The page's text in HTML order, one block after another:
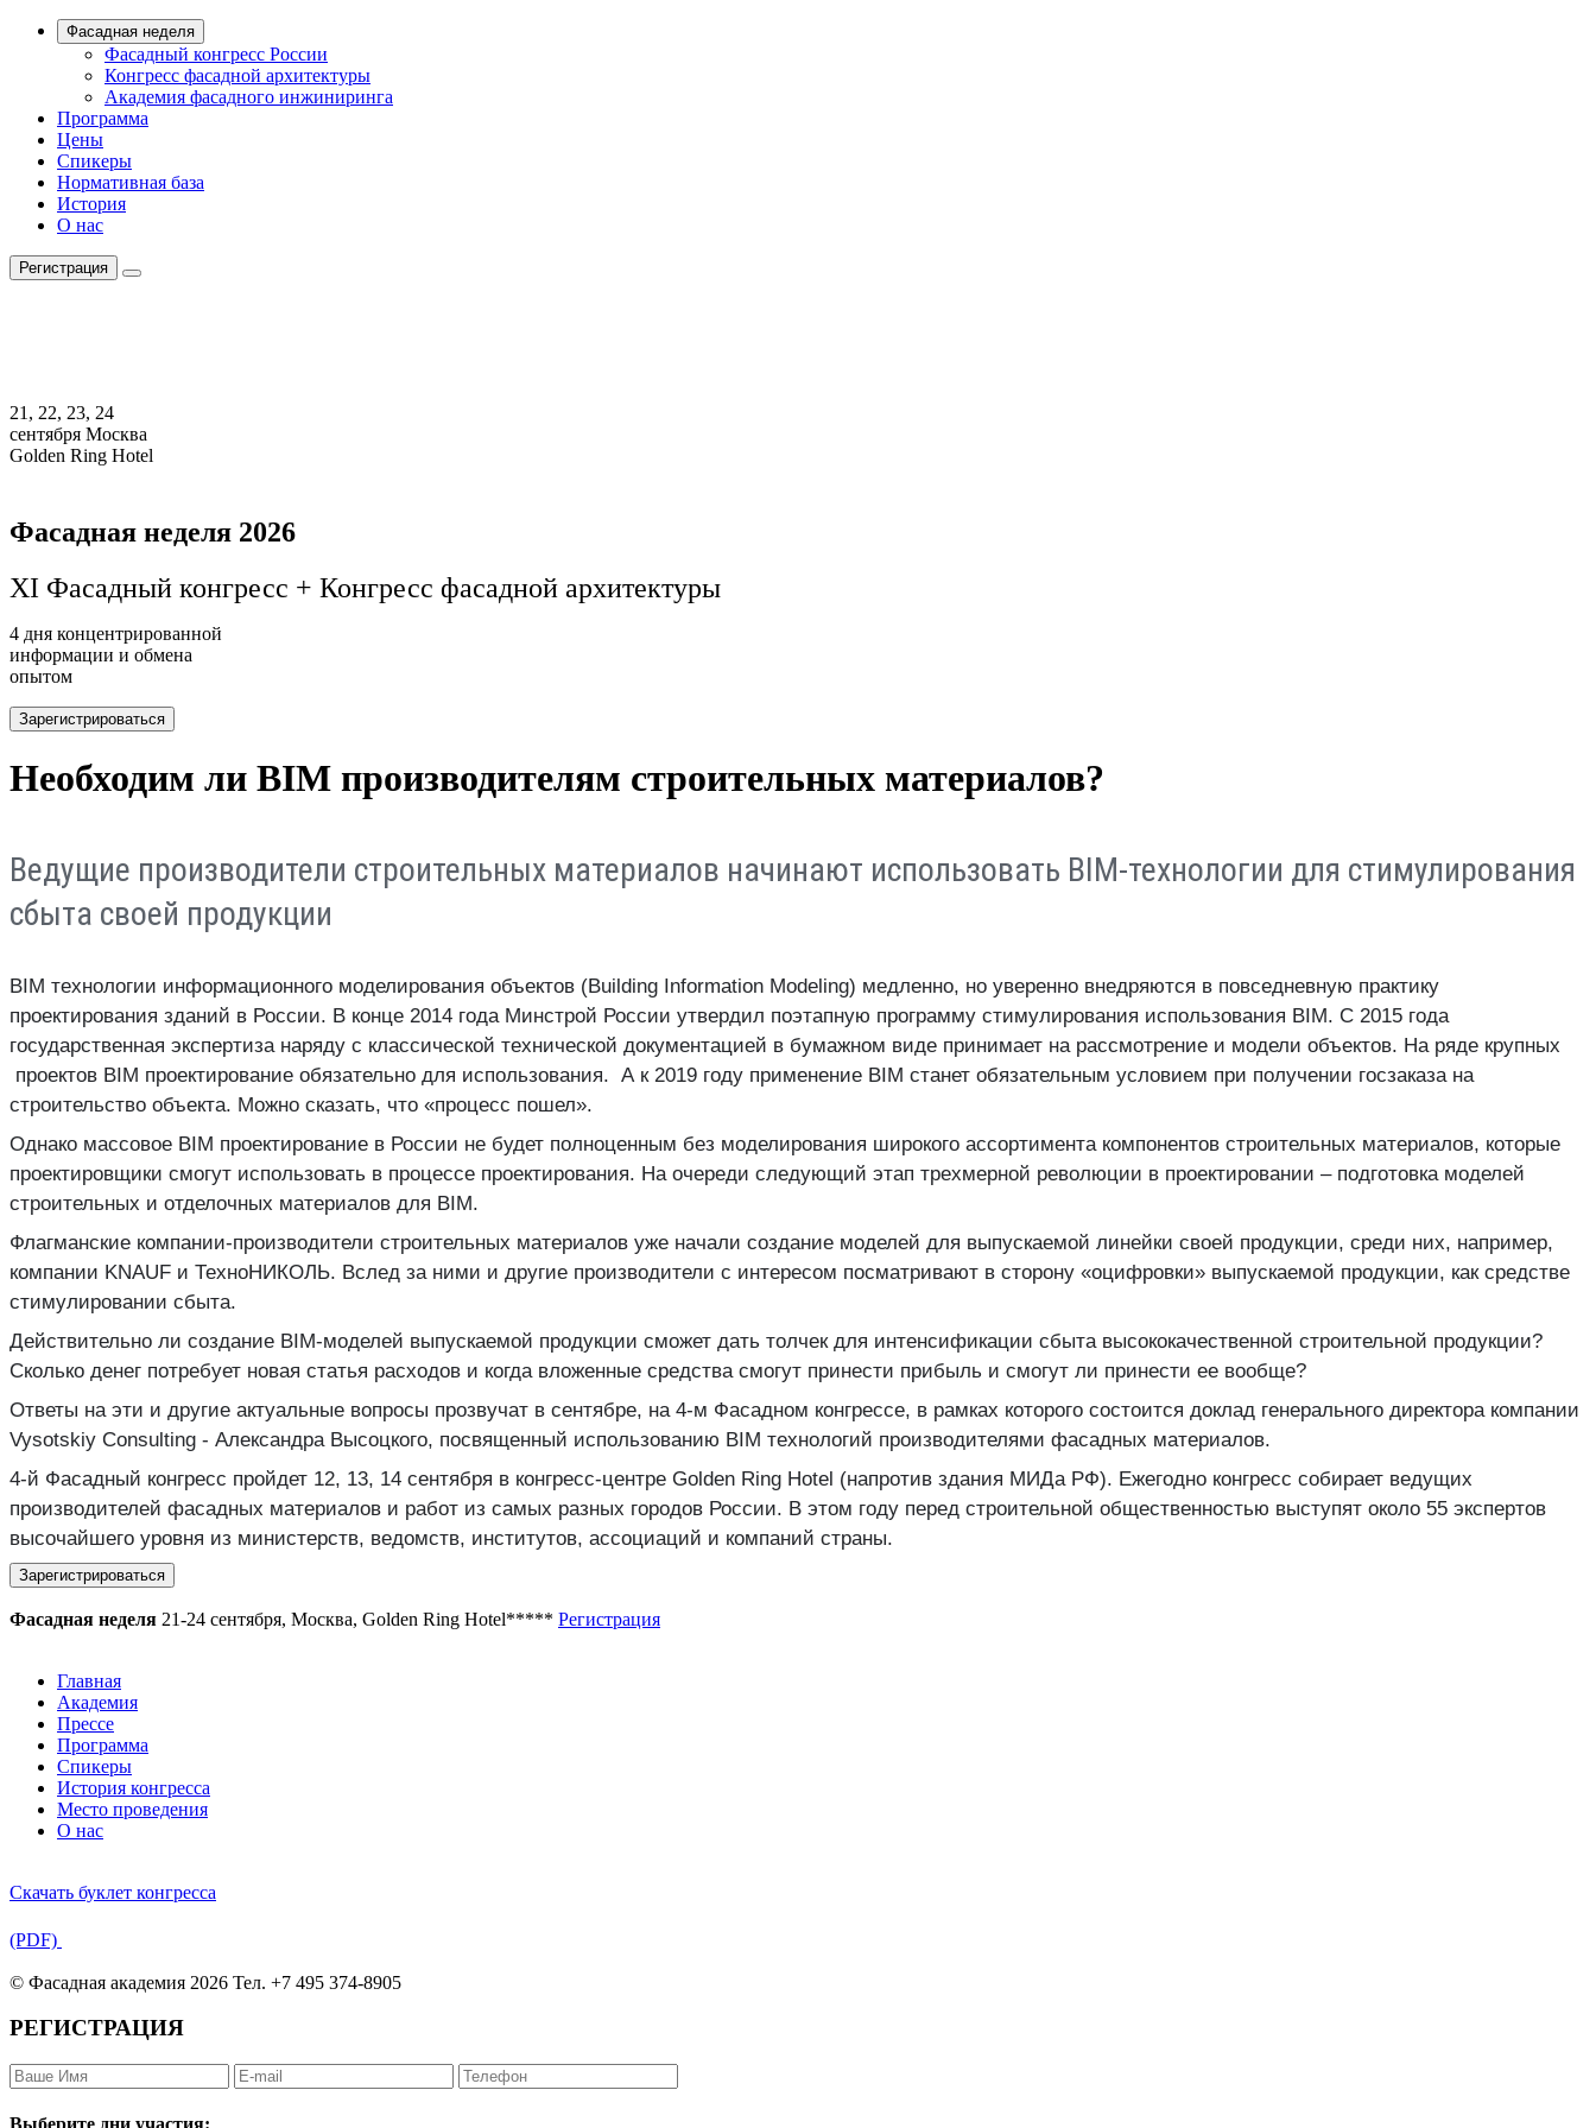
Фасадная неделя
Фасадный конгресс России
Конгресс фасадной архитектуры
Академия фасадного инжиниринга
Программа
Цены
Спикеры
Нормативная база
История
О нас
Регистрация
21, 22, 23, 24
сентября Москва
Golden Ring Hotel
Фасадная неделя 2026
XI Фасадный конгресс + Конгресс фасадной архитектуры
4 дня концентрированной
информации и обмена
опытом
Зарегистрироваться
Необходим ли BIM производителям строительных материалов?
Ведущие производители строительных материалов начинают использовать BIM-технологии для стимулирования
сбыта своей продукции
BIM технологии информационного моделирования объектов (Building Information Modeling) медленно, но уверенно внедряются в повседневную практику
проектирования зданий в России. В конце 2014 года Минстрой России утвердил поэтапную программу стимулирования использования BIM. С 2015 года
государственная экспертиза наряду с классической технической документацией в бумажном виде принимает на рассмотрение и модели объектов. На ряде крупных
проектов BIM проектирование обязательно для использования. А к 2019 году применение BIM станет обязательным условием при получении госзаказа на
строительство объекта. Можно сказать, что «процесс пошел».
Однако массовое BIM проектирование в России не будет полноценным без моделирования широкого ассортимента компонентов строительных материалов, которые
проектировщики смогут использовать в процессе проектирования. На очереди следующий этап трехмерной революции в проектировании – подготовка моделей
строительных и отделочных материалов для BIM.
Флагманские компании-производители строительных материалов уже начали создание моделей для выпускаемой линейки своей продукции, среди них, например,
компании KNAUF и ТехноНИКОЛЬ. Вслед за ними и другие производители с интересом посматривают в сторону «оцифровки» выпускаемой продукции, как средстве
стимулировании сбыта.
Действительно ли создание BIM-моделей выпускаемой продукции сможет дать толчек для интенсификации сбыта высококачественной строительной продукции?
Сколько денег потребует новая статья расходов и когда вложенные средства смогут принести прибыль и смогут ли принести ее вообще?
Ответы на эти и другие актуальные вопросы прозвучат в сентябре, на 4-м Фасадном конгрессе, в рамках которого состоится доклад генерального директора компании
Vysotskiy Consulting - Александра Высоцкого, посвященный использованию BIM технологий производителями фасадных материалов.
4-й Фасадный конгресс пройдет 12, 13, 14 сентября в конгресс-центре Golden Ring Hotel (напротив здания МИДа РФ). Ежегодно конгресс собирает ведущих
производителей фасадных материалов и работ из самых разных городов России. В этом году перед строительной общественностью выступят около 55 экспертов
высочайшего уровня из министерств, ведомств, институтов, ассоциаций и компаний страны.
Зарегистрироваться
Фасадная неделя 21-24 сентября, Москва, Golden Ring Hotel***** Регистрация
Главная
Академия
Прессе
Программа
Спикеры
История конгресса
Место проведения
О нас
Скачать буклет конгресса
(PDF)
© Фасадная академия 2026 Тел. +7 495 374-8905
РЕГИСТРАЦИЯ